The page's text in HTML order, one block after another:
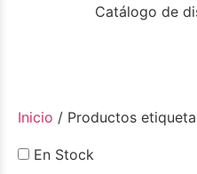
Catálogo de
Inicio / Productos
En Stock